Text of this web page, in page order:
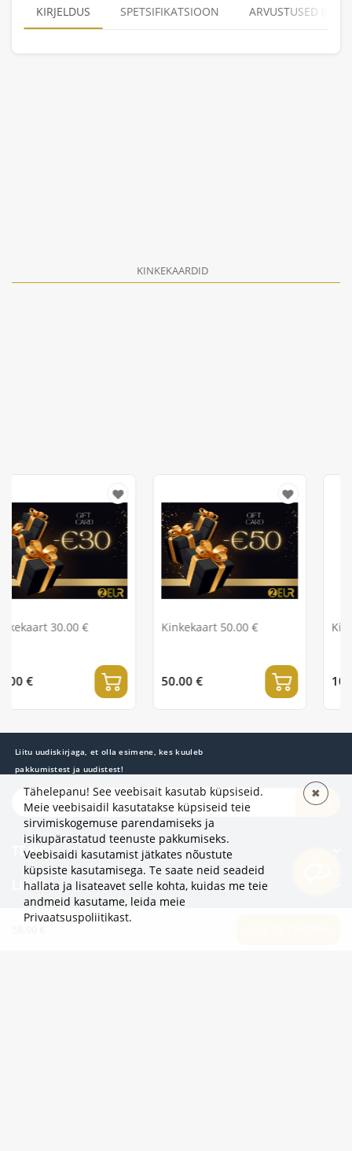
KIRJELDUS SPETSIFIKATSIOON ARVUSTUSED (0)
KINKEKAARDID
Kinkekaart 50.00 €
50.00 €
Kinkekaart 100.00
100.00 €
Liitu uudiskirjaga, et olla esimene, kes kuuleb
pakkumistest ja uudistest!
TELLI
TEAVE
LISAKS
KATEGOORIAD
Tähelepanu! See veebisait kasutab küpsiseid.
Meie veebisaidil kasutatakse küpsiseid teie
sirvimiskogemuse parendamiseks ja
isikupärastatud teenuste pakkumiseks.
Veebisaidi kasutamist jätkates nõustute
küpsiste kasutamisega. Te saate neid seadeid
hallata ja lisateavet selle kohta, kuidas me teie
andmeid kasutame, leida meie
Privaatsuspoliitikast.
✖